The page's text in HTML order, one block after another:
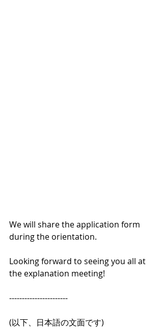
We will share the application form
during the orientation.
Looking forward to seeing you all at
the explanation meeting!
-----------------------
(以下、日本語の文面です)